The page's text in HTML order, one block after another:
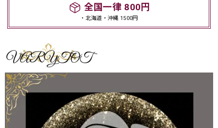
全国一律 800円
・北海道・沖縄 1500円